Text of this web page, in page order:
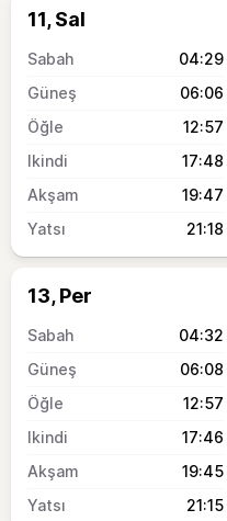
11, Sal
04:29
06:06
12:57
17:48
19:47
21:18
13, Per
04:32
06:08
12:57
17:46
19:45
21:15